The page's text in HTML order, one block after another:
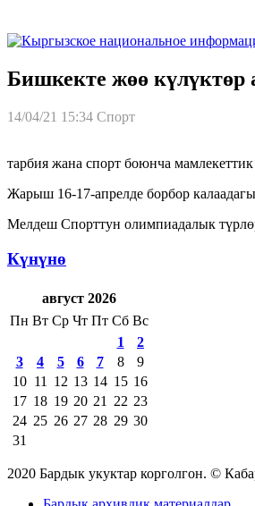
Бишкекте жөө күлүктөр
14/04/21 15:34 Спорт
тарбия жана спорт боюнча
Жарыш 16-17-апрелде борбор
Мелдеш Спорттун олимпиадалык
Күнүнө
август 2026
Пн Вт Ср Чт Пт Сб Вс
1
2
3
4 5 6 7 8
9
10 11 12 13 14 15 16
17 18 19 20 21 22 23
24 25 26 27 28 29 30
31
2020 Бардык укуктар корголгон. ©